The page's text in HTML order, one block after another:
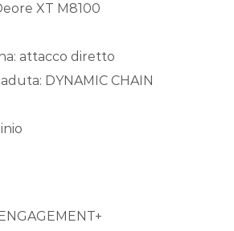
XT M8100
attacco diretto
DYNAMIC CHAIN